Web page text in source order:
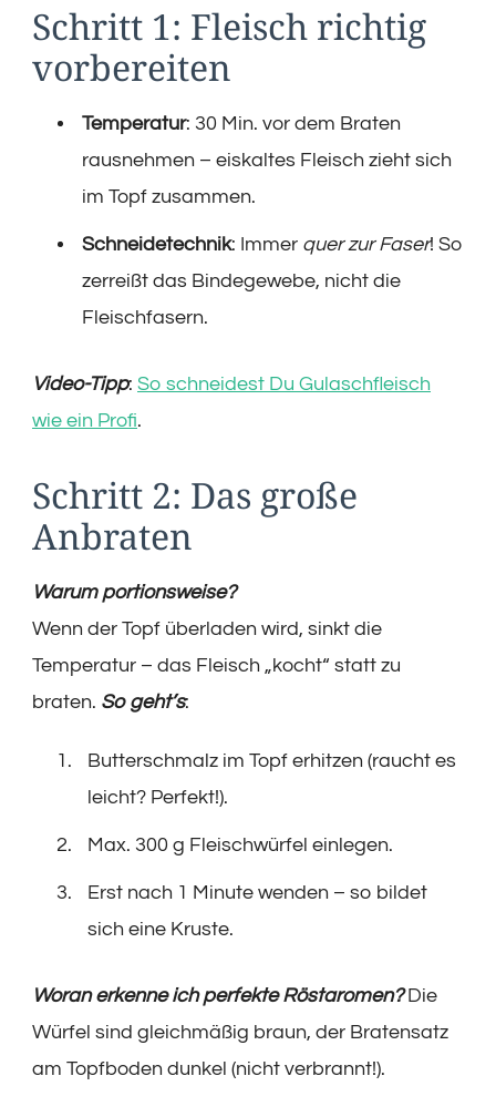
Schritt 1: Fleisch richtig
vorbereiten
Temperatur: 30 Min. vor dem Braten
rausnehmen – eiskaltes Fleisch zieht sich
im Topf zusammen.
Schneidetechnik: Immer quer zur Faser! So
zerreißt das Bindegewebe, nicht die
Fleischfasern.
Video-Tipp: So schneidest Du Gulaschfleisch
wie ein Profi.
Schritt 2: Das große
Anbraten
Warum portionsweise?
Wenn der Topf überladen wird, sinkt die
Temperatur – das Fleisch „kocht“ statt zu
braten. So geht’s:
Butterschmalz im Topf erhitzen (raucht es
leicht? Perfekt!).
Max. 300 g Fleischwürfel einlegen.
Erst nach 1 Minute wenden – so bildet
sich eine Kruste.
Woran erkenne ich perfekte Röstaromen?Die
Würfel sind gleichmäßig braun, der Bratensatz
am Topfboden dunkel (nicht verbrannt!).